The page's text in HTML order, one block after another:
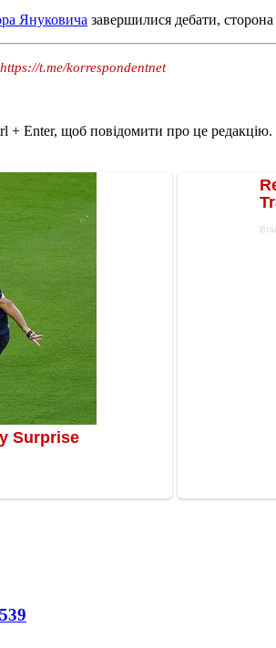
Януковича завершилися дебати,
https://t.me/korrespondentnet
+ Enter, щоб повідомити про це редакцію.